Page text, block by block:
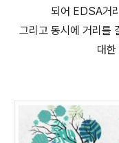
되어 EDSA거
그리고 동시에 거리를
대